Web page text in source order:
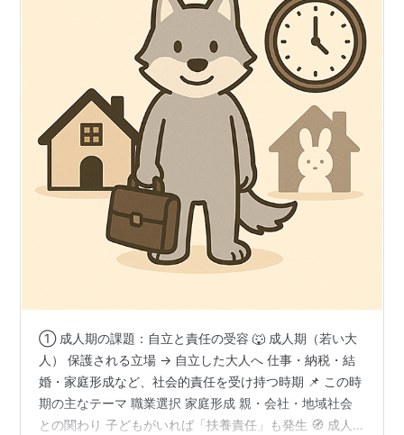
① 成人期の課題：自立と責任の受容 🐺 成人期（若い大
人） 保護される立場 → 自立した大人へ 仕事・納税・結
婚・家庭形成など、社会的責任を受け持つ時期 📌 この時
期の主なテーマ 職業選択 家庭形成 親・会社・地域社会
との関わり 子どもがいれば「扶養責任」も発生 🧭 成人